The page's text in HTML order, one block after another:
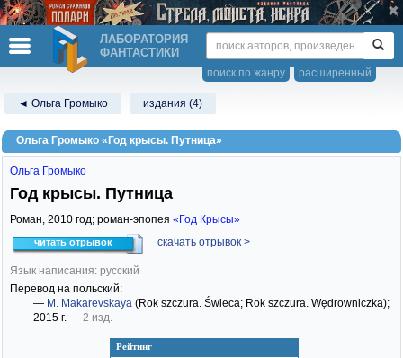
ЛАБОРАТОРИЯ
ФАНТАСТИКИ
расширенный
поиск по жанру
◄ Ольга Громыко издания (4)
Ольга Громыко «Год крысы. Путница»
Рейтинг
Ольга Громыко
Год крысы. Путница
Роман, 2010 год; роман-эпопея «Год Крысы»
читать отрывок скачать отрывок >
Язык написания: русский
Перевод на польский:
— M. Makarevskaya (Rok szczura. Świeca; Rok szczura. Wędrowniczka);
2015 г. — 2 изд.